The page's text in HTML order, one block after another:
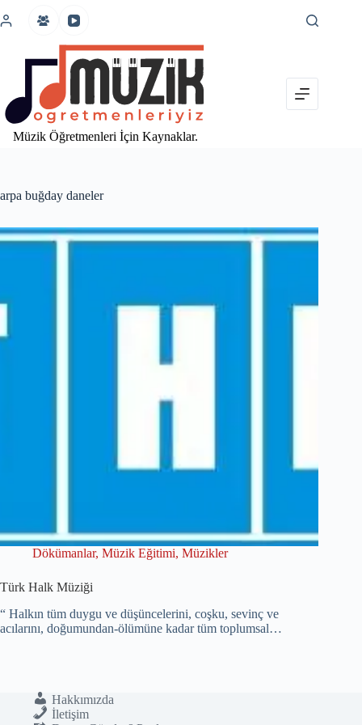
atla
Müzik Öğretmenleri İçin Kaynaklar.
arpa buğday daneler
Dökümanlar, Müzik Eğitimi, Müzikler
Türk Halk Müziği
“ Halkın tüm duygu ve düşüncelerini, coşku, sevinç ve
acılarını, doğumundan-ölümüne kadar tüm toplumsal…
Hakkımızda
İletişim